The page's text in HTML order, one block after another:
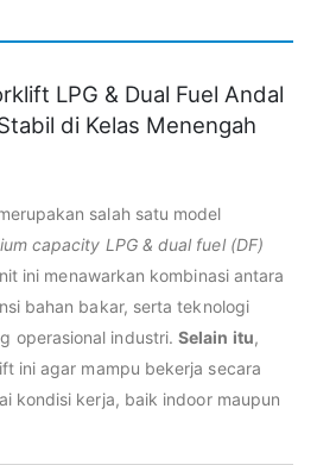
LPG & Dual Fuel Andal
di Kelas Menengah
salah satu model
capacity LPG & dual fuel (DF)
ini menawarkan kombinasi antara
bahan bakar, serta teknologi
operasional industri.Selain itu,
ini agar mampu bekerja secara
kondisi kerja, baik indoor maupun